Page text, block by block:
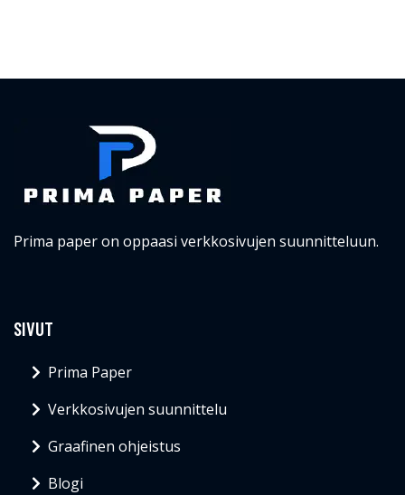
Prima paper on oppaasi verkkosivujen suunnitteluun.
SIVUT
Prima Paper
Verkkosivujen suunnittelu
Graafinen ohjeistus
Blogi